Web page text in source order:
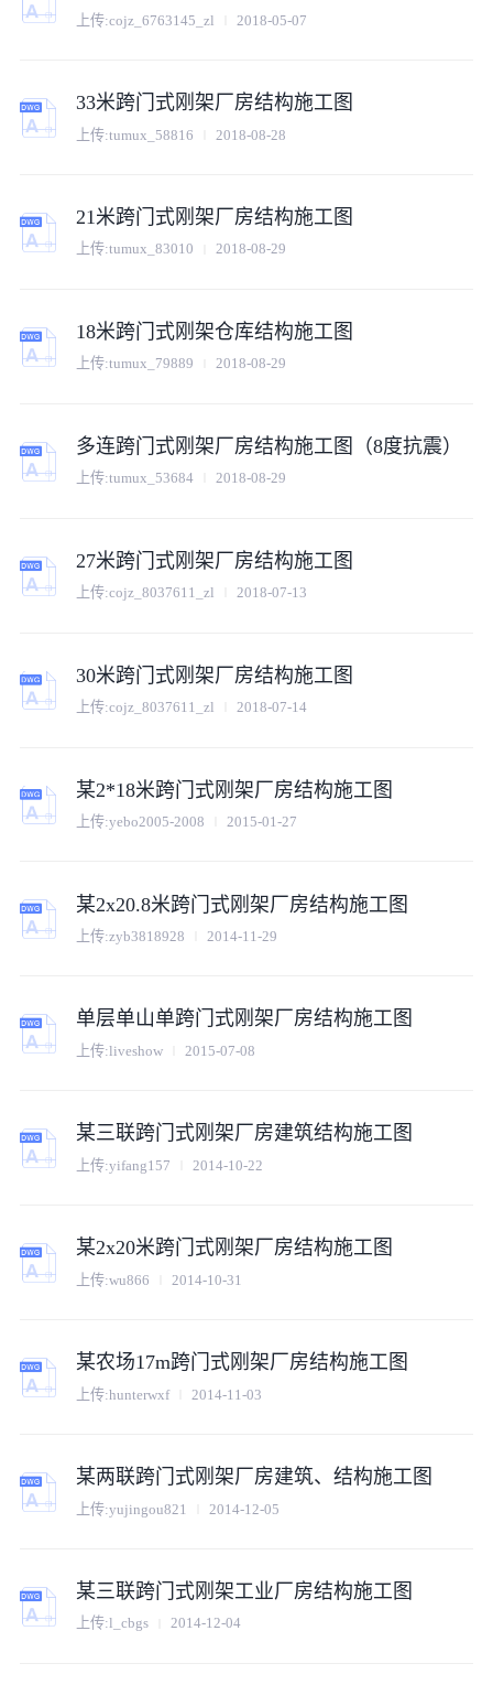
上传:cojz_6763145_zl 2018-05-07
33米跨门式刚架厂房结构施工图
上传:tumux_58816 2018-08-28
21米跨门式刚架厂房结构施工图
上传:tumux_83010 2018-08-29
18米跨门式刚架仓库结构施工图
上传:tumux_79889 2018-08-29
多连跨门式刚架厂房结构施工图（8度抗震）
上传:tumux_53684 2018-08-29
27米跨门式刚架厂房结构施工图
上传:cojz_8037611_zl 2018-07-13
30米跨门式刚架厂房结构施工图
上传:cojz_8037611_zl 2018-07-14
某2*18米跨门式刚架厂房结构施工图
上传:yebo2005-2008 2015-01-27
某2x20.8米跨门式刚架厂房结构施工图
上传:zyb3818928 2014-11-29
单层单山单跨门式刚架厂房结构施工图
上传:liveshow 2015-07-08
某三联跨门式刚架厂房建筑结构施工图
上传:yifang157 2014-10-22
某2x20米跨门式刚架厂房结构施工图
上传:wu866 2014-10-31
某农场17m跨门式刚架厂房结构施工图
上传:hunterwxf 2014-11-03
某两联跨门式刚架厂房建筑、结构施工图
上传:yujingou821 2014-12-05
某三联跨门式刚架工业厂房结构施工图
上传:l_cbgs 2014-12-04